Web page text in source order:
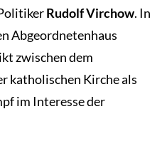
Rudolf Virchow. In
Abgeordnetenhaus
zwischen dem
katholischen Kirche als
im Interesse der